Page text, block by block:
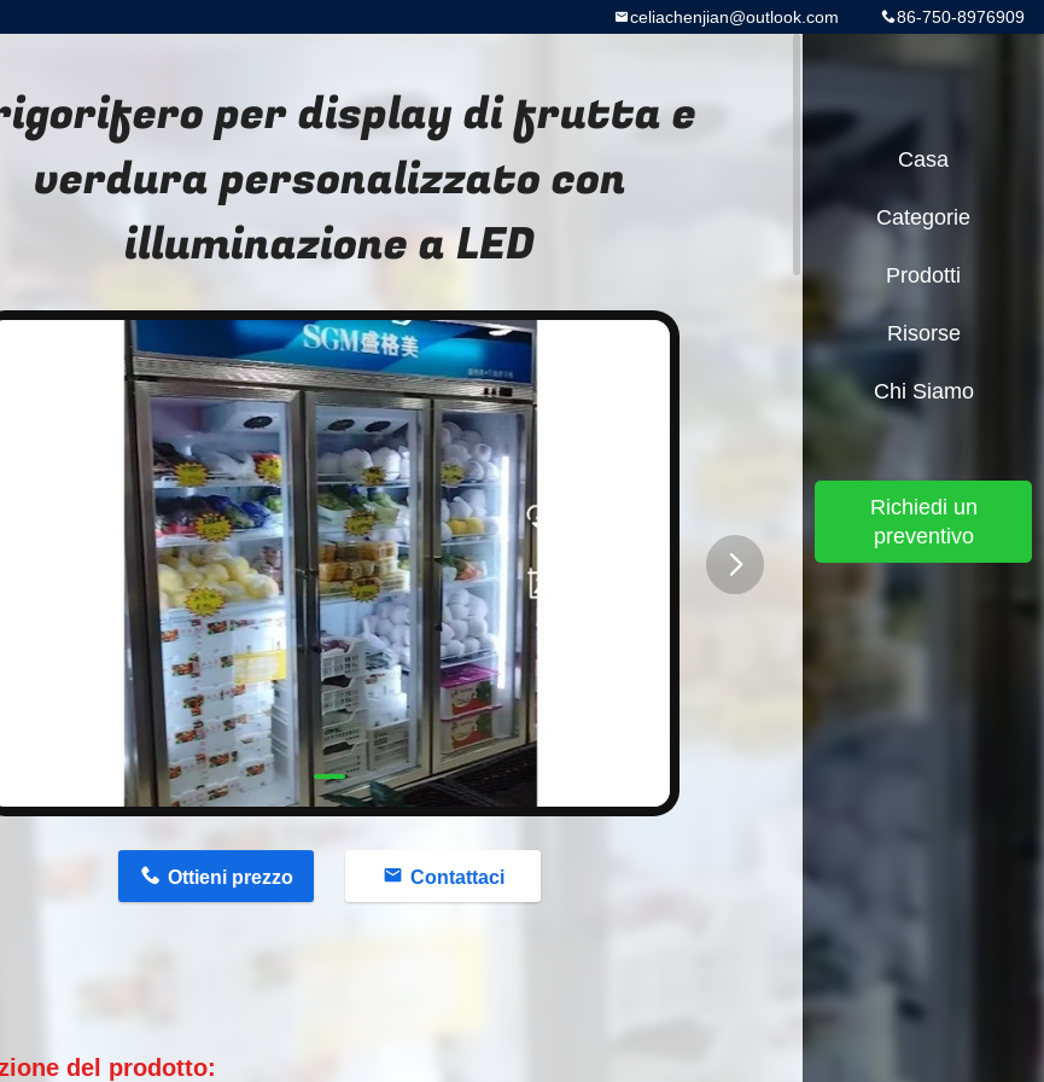
86-750-8976909
celiachenjian@outlook.com
per display di frutta e
verdura personalizzato con
illuminazione a LED
Ottieni prezzo Contattaci
del prodotto:
Casa
Categorie
Prodotti
Risorse
Chi Siamo
Richiedi un
preventivo